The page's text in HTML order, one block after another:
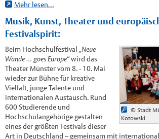
Mehr lesen…
Musik, Kunst, Theater und
Festivalspirit:
© Stadt
Kotowski
Beim Hochschulfestival
„Neue
Wände … goes Europe“wird das
Theater Münster vom 8. - 10. Mai
wieder zur Bühne für kreative
Vielfalt, junge Talente und
internationalen Austausch. Rund
600 Studierende und
Hochschulangehörige gestalten
eines der größten Festivals dieser
Art in Deutschland – gemeinsam mit